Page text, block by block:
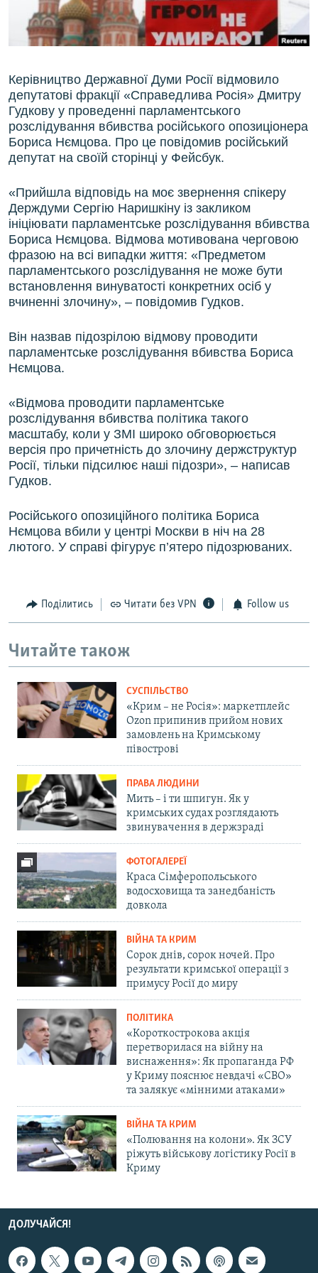
ВІДЕОУРОКИ «ELIFBE»
СВІДЧЕННЯ ОКУПАЦІЇ
ІНФОГРАФІКА
Русский
Qırımtatar
ДОЛУЧАЙСЯ!
Усі сайти RFE/RL
Керівництво Державної Думи Росії відмовило
депутатові фракції «Справедлива Росія» Дмитру
Гудкову у проведенні парламентського
розслідування вбивства російського опозиціонера
Бориса Нємцова. Про це повідомив російський
депутат на своїй сторінці у Фейсбук.
«Прийшла відповідь на моє звернення спікеру
Держдуми Сергію Наришкіну із закликом
ініціювати парламентське розслідування вбивства
Бориса Нємцова. Відмова мотивована черговою
фразою на всі випадки життя: «Предметом
парламентського розслідування не може бути
встановлення винуватості конкретних осіб у
вчиненні злочину», – повідомив Гудков.
Він назвав підозрілою відмову проводити
парламентське розслідування вбивства Бориса
Нємцова.
«Відмова проводити парламентське
розслідування вбивства політика такого
масштабу, коли у ЗМІ широко обговорюється
версія про причетність до злочину держструктур
Росії, тільки підсилює наші підозри», – написав
Гудков.
Російського опозиційного політика Бориса
Нємцова вбили у центрі Москви в ніч на 28
лютого. У справі фігурує п’ятеро підозрюваних.
Поділитись Читати без VPN Follow us
Читайте також
СУСПІЛЬСТВО
«Крим – не Росія»: маркетплейс
Ozon припинив прийом нових
замовлень на Кримському
півострові
ПРАВА ЛЮДИНИ
Мить – і ти шпигун. Як у
кримських судах розглядають
звинувачення в держзраді
ФОТОГАЛЕРЕЇ
Краса Сімферопольського
водосховища та занедбаність
довкола
ВІЙНА ТА КРИМ
Сорок днів, сорок ночей. Про
результати кримської операції з
примусу Росії до миру
ПОЛІТИКА
«Короткострокова акція
перетворилася на війну на
виснаження»: Як пропаганда РФ
у Криму пояснює невдачі «СВО»
та залякує «мінними атаками»
ВІЙНА ТА КРИМ
«Полювання на колони». Як ЗСУ
ріжуть військову логістику Росії в
Криму
ДОЛУЧАЙСЯ!